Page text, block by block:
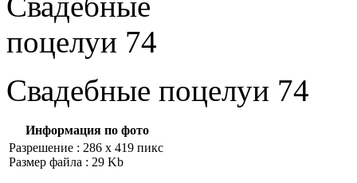
Свадебные пοцелуи 74
Информация по фото
Разрешение : 286 x 419 пикс
Размер файла : 29 Kb